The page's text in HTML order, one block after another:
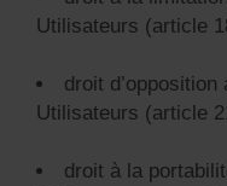
Utilisateurs (article
droit
Utilisateurs (article
droit à la